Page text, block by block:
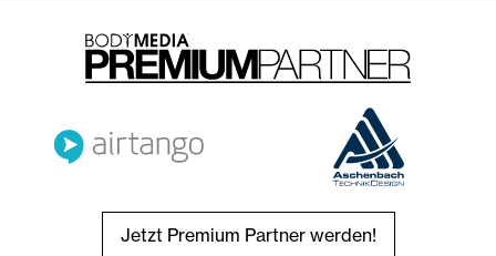
Jetzt Premium Partner werden!